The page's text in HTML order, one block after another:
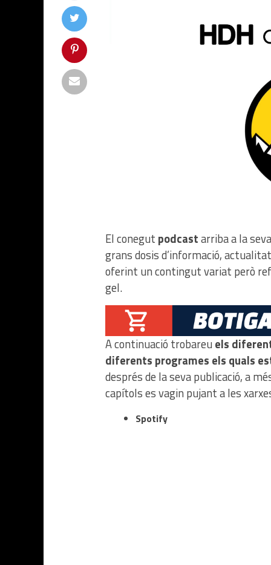
El conegut podcastarriba a la seva
grans dosis d’informació,
oferint un contingut variat però
gel.
A continuació trobareu els
diferents programes els quals
després de la seva publicació, a
capítols es vagin pujant a les
Spotify